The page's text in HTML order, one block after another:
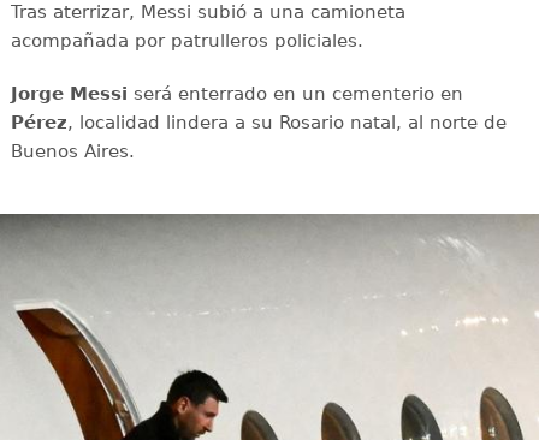
Tras aterrizar, Messi subió a una camioneta
acompañada por patrulleros policiales.
Jorge Messi será enterrado en un cementerio en
Pérez, localidad lindera a su Rosario natal, al norte de
Buenos Aires.